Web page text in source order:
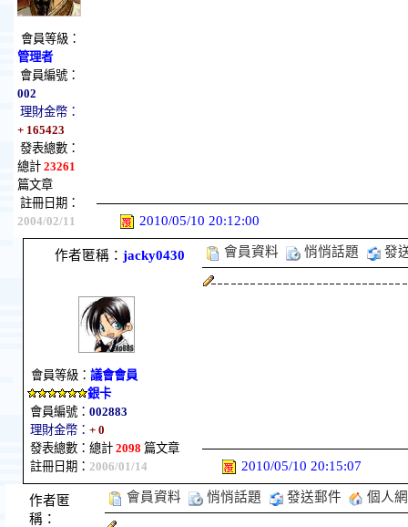
會員等級：
管理者
會員編號：
002
理財金幣：
+ 165423
發表總數：
總計 23261
篇文章
註冊日期：
2004/02/11
2010/05/10 20:12:00
作者匿稱： jacky0430
會員等級： 議會會員
銀卡
會員編號： 002883
理財金幣： + 0
發表總數：總計 2098 篇文章
註冊日期： 2006/01/14
會員資料 悄悄話題 發
2010/05/10 20:15:07
作者匿
稱：
會員資料 悄悄話題 發送郵件 個人